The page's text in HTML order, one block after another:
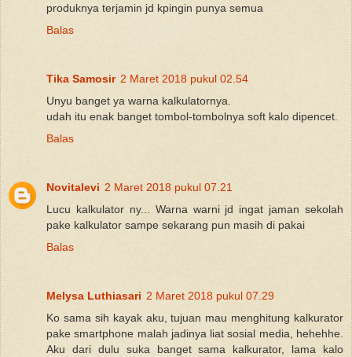
produknya terjamin jd kpingin punya semua
Balas
Tika Samosir 2 Maret 2018 pukul 02.54
Unyu banget ya warna kalkulatornya.
udah itu enak banget tombol-tombolnya soft kalo dipencet.
Balas
Novitalevi 2 Maret 2018 pukul 07.21
Lucu kalkulator ny... Warna warni jd ingat jaman sekolah
pake kalkulator sampe sekarang pun masih di pakai
Balas
Melysa Luthiasari 2 Maret 2018 pukul 07.29
Ko sama sih kayak aku, tujuan mau menghitung kalkurator
pake smartphone malah jadinya liat sosial media, hehehhe.
Aku dari dulu suka banget sama kalkurator, lama kalo